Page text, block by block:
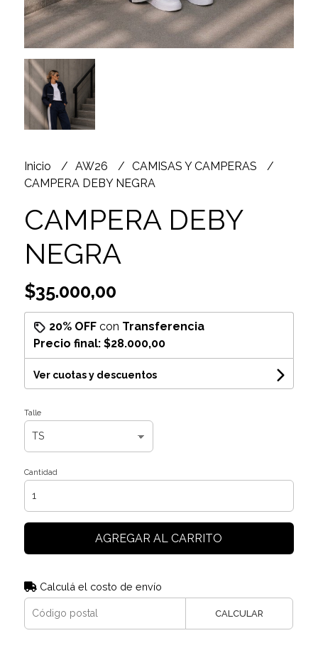
Inicio AW26
CAMISAS Y CAMPERAS
CAMPERA DEBY NEGRA
CAMPERA DEBY
NEGRA
$35.000,00
20% OFFcon Transferencia
Precio final: $28.000,00
Ver cuotas y descuentos
Talle
Cantidad
AGREGAR AL CARRITO
Calculá el costo de envío
CALCULAR